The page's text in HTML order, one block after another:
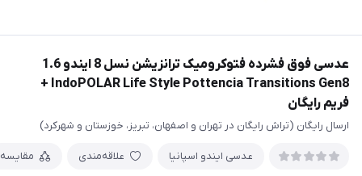
عدسی فوق فشرده فتوکرومیک ترانزیشن نسل 8 ایندو 1.6
IndoPOLAR Life Style Pottencia Transitions Gen8 +
فريم رايگان
ارسال رایگان (تراش رایگان در تهران و اصفهان، تبریز، خوزستان و شهرکرد)
عدسی ایندو اسپانیا علاقه‌مندی مقایسه